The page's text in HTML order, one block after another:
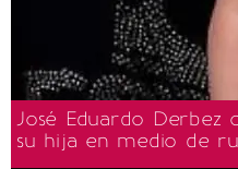
José Eduardo Derbez
su hija en medio de